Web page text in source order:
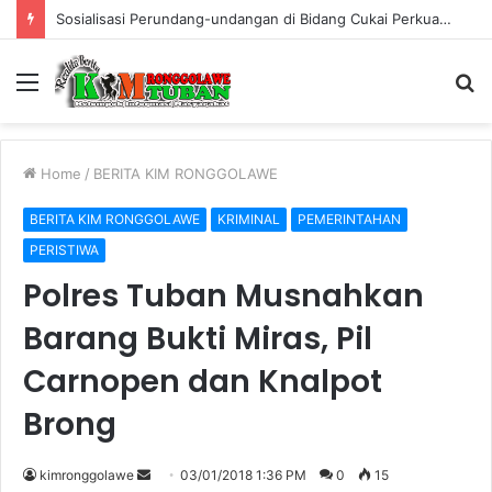
Sosialisasi Perundang-undangan di Bidang Cukai Perkuat Komitmen Berantas Rokok Ilegal di Kabupaten Tuban
Menu
Home / BERITA KIM RONGGOLAWE
BERITA KIM RONGGOLAWE KRIMINAL
PEMERINTAHAN
PERISTIWA
Polres Tuban Musnahkan
Barang Bukti Miras, Pil
Carnopen dan Knalpot
Brong
kimronggolawe 03/01/2018 1:36 PM 0 15